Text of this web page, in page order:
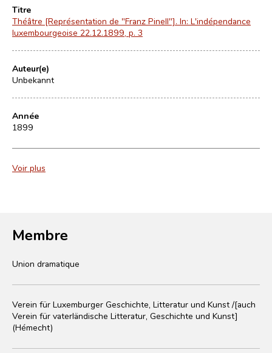
Titre
Théâtre [Représentation de "Franz Pinell"]. In: L'indépendance
luxembourgeoise 22.12.1899, p. 3
Auteur(e)
Unbekannt
Année
1899
Voir plus
Membre
Union dramatique
Verein für Luxemburger Geschichte, Litteratur und Kunst /[auch
Verein für vaterländische Litteratur, Geschichte und Kunst]
(Hémecht)